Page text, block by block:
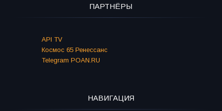
ПАРТНЁРЫ
API TV
Космос 65 Ренессанс
Telegram POAN.RU
НАВИГАЦИЯ